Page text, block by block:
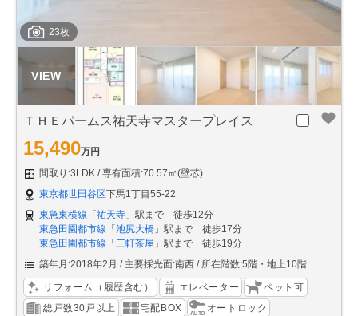
23枚
ＴＨＥパームス祐天寺マスタープレイス
15,490万円
間取り:3LDK
専有面積:70.57㎡(壁芯)
東京都世田谷区下馬1丁目55-22
東急東横線 「 祐天寺 」駅まで 徒歩12分
東急田園都市線 「 池尻大橋 」駅まで 徒歩17分
東急田園都市線 「 三軒茶屋 」駅まで 徒歩19分
築年月:2018年2月
主要採光面:南西 所在階数:5階・地上10階
リフォーム（履歴含む） エレベーター
ペット可
総戸数30戸以上
宅配BOX
オートロック